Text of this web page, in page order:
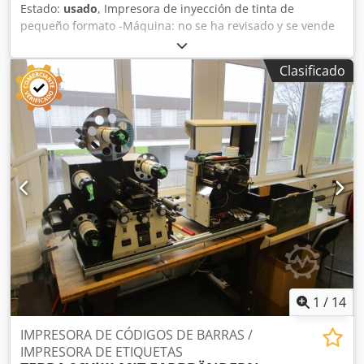
Estado: usado, Impresora de inyección de tinta de
pequeño formato -Máquina: no se ha revisado y se vende
como pieza de repuesto. -Dimensiones: 500/600/1750 mm
(alto) Dsdpfx Apeb A H Ivo Ijck -Peso: 40 kg
Clasificado
1 / 14
IMPRESORA DE CÓDIGOS DE BARRAS /
IMPRESORA DE ETIQUETAS